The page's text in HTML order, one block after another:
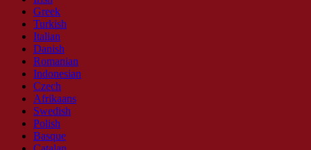
Greek
Turkish
Italian
Danish
Romanian
Indonesian
Czech
Afrikaans
Swedish
Polish
Basque